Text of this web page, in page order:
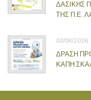
ΔΑΣΙΚΗΣ
ΤΗΣ Π.Ε.
02/08/2026
ΔΡΑΣΗ
ΚΑΠΗ